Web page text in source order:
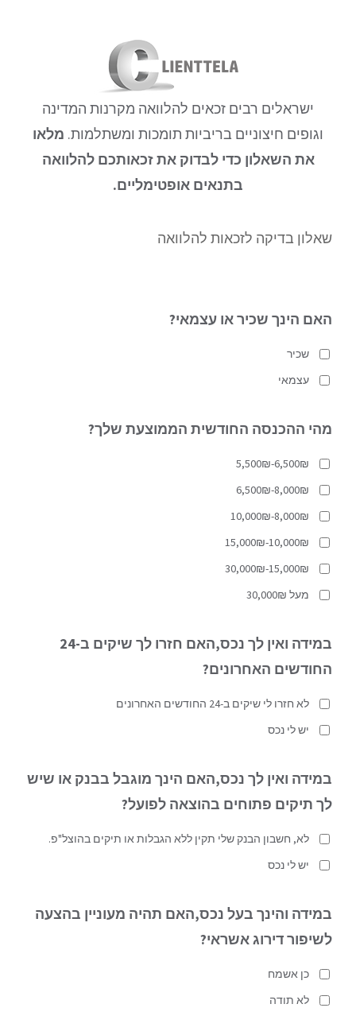
ישראלים רבים זכאים להלוואה מקרנות המדינה
וגופים חיצוניים בריביות תומכות ומשתלמות. מלאו
את השאלון כדי לבדוק את זכאותכם להלוואה
בתנאים אופטימליים.
שאלון בדיקה לזכאות להלוואה
האם הינך שכיר או עצמאי?
שכיר
עצמאי
מהי ההכנסה החודשית הממוצעת שלך?
5,500₪-6,500₪
6,500₪-8,000₪
10,000₪-8,000₪
15,000₪-10,000₪
30,000₪-15,000₪
מעל 30,000₪
במידה ואין לך נכס,האם חזרו לך שיקים ב-24
החודשים האחרונים?
לא חזרו לי שיקים ב-24 החודשים האחרונים
יש לי נכס
במידה ואין לך נכס,האם הינך מוגבל בבנק או שיש
לך תיקים פתוחים בהוצאה לפועל?
לא, חשבון הבנק שלי תקין ללא הגבלות או תיקים בהוצל"פ.
יש לי נכס
במידה והינך בעל נכס,האם תהיה מעוניין בהצעה
לשיפור דירוג אשראי?
כן אשמח
לא תודה